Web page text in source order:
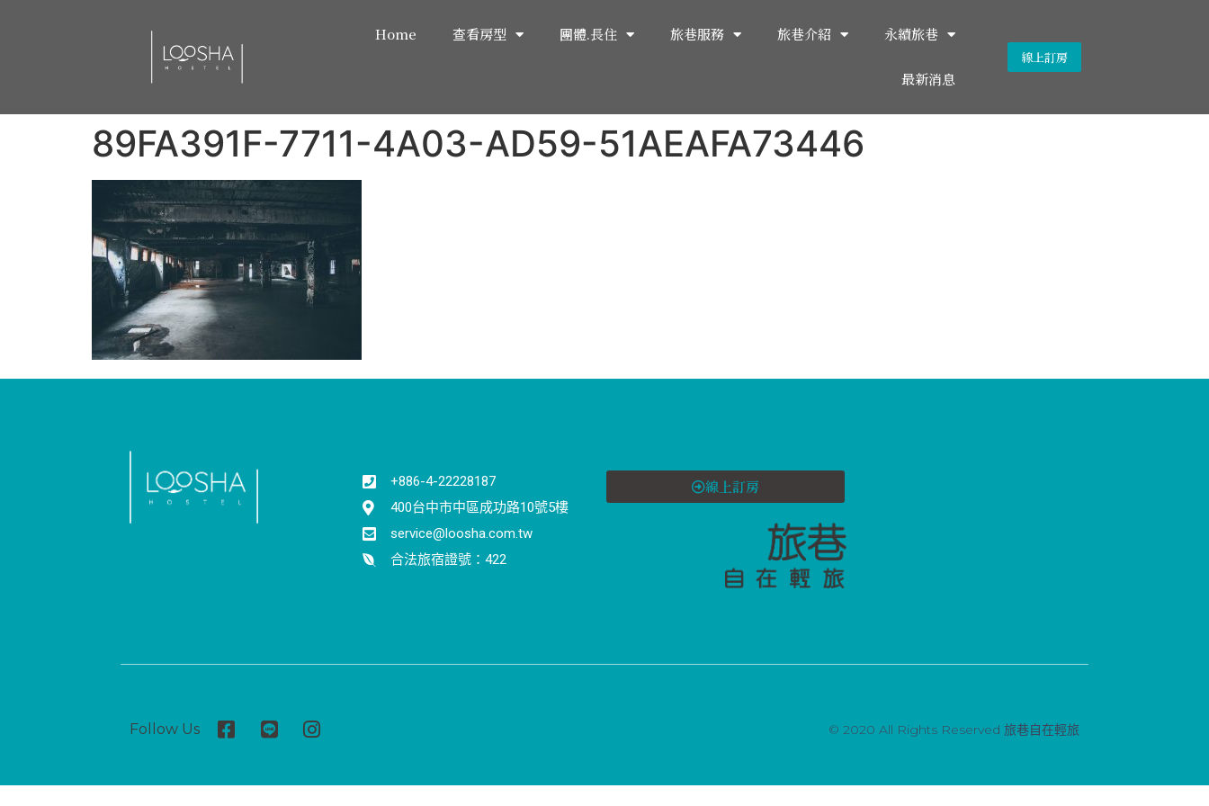
Home 查看房型 團體.長住 旅巷服務 旅巷介紹 永續旅巷
最新消息
線上訂房
89FA391F-7711-4A03-AD59-51AEAFA73446
+886-4-22228187
400台中市中區成功路10號5樓
service@loosha.com.tw
合法旅宿證號：422
線上訂房
Follow Us © 2020 All Rights Reserved 旅巷自在輕旅